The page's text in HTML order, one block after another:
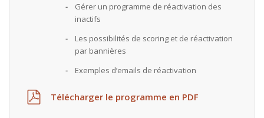
Gérer un programme de réactivation des
inactifs
Les possibilités de scoring et de réactivation
par bannières
Exemples d’emails de réactivation
Télécharger le programme en PDF